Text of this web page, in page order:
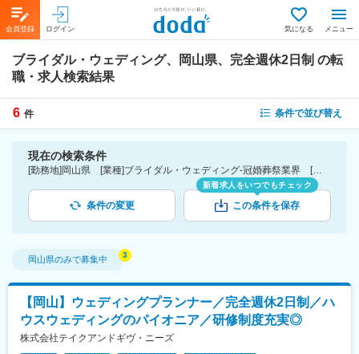
会員登録 ログイン 気になる メニュー
ブライダル・ウェディング、岡山県、完全週休2日制 の転
職・求人検索結果
6 件 条件で並び替え
現在の検索条件
[勤務地]岡山県 [業種]ブライダル・ウェディング-冠婚葬祭業界 [こだわり条件ピックアップ]完全週休2日制 [詳細条件](休日・働き方)完全週休2日制
条件の変更
新着求人をいつでもチェック
この条件を保存
岡山県のみで募集中
【岡山】ウェディングプランナー／完全週休2日制／ハ
ウスウェディングのパイオニア／研修制度充実◎
株式会社テイクアンドギヴ・ニーズ